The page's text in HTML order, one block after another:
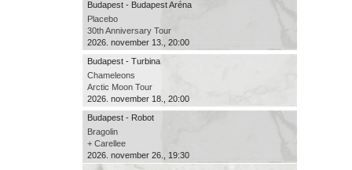
Budapest - Budapest Aréna
Placebo
30th Anniversary Tour
2026. november 13., 20:00
Budapest - Turbina
Chameleons
Arctic Moon Tour
2026. november 18., 20:00
Budapest - Robot
Bragolin
+ Carellee
2026. november 26., 19:30